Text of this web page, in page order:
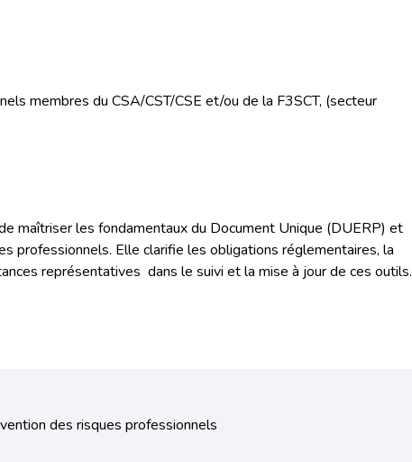
membres du CSA/CST/CSE et/ou de la F3SCT, (secteur
maîtriser les fondamentaux du Document Unique (DUERP) et
professionnels. Elle clarifie les obligations réglementaires, la
représentatives dans le suivi et la mise à jour de ces outils.
des risques professionnels